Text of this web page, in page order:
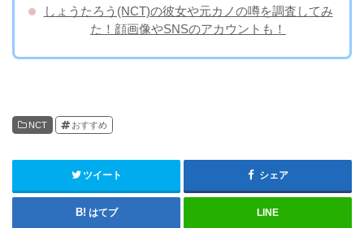
しょうたろう(NCT)の彼女や元カノの噂を調査してみ
た！顔画像やSNSのアカウントも！
NCT おすすめ
ツイート シェア
はてブ LINE